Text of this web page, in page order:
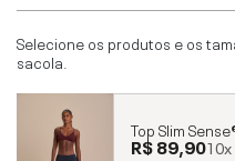
Selecione os produtos e os
sacola.
Top Slim
R$ 89,9010x